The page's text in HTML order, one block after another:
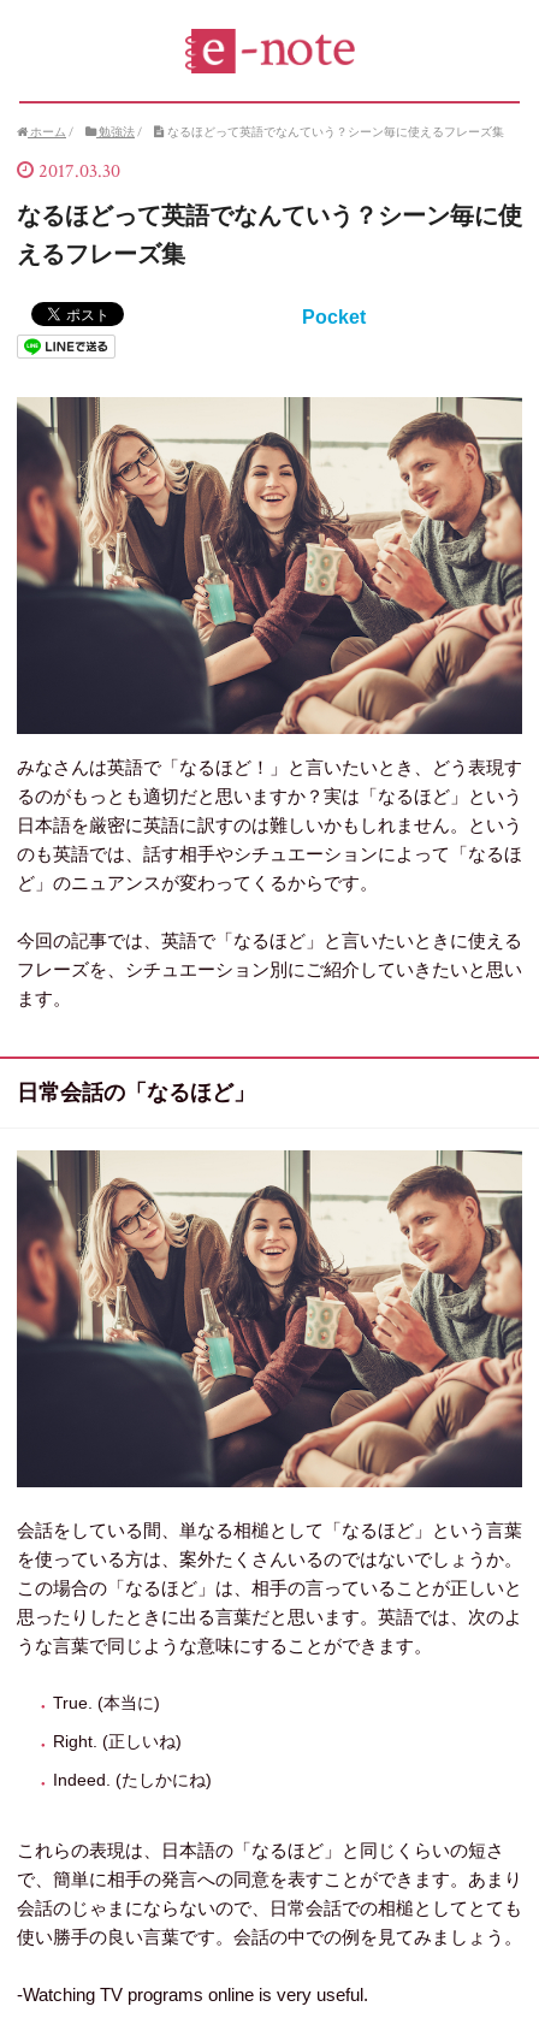
ホーム / 勉強法/ なるほどって英語でなんていう？シーン毎に使えるフレーズ集
2017.03.30
なるほどって英語でなんていう？シーン毎に使
えるフレーズ集
Pocket
みなさんは英語で「なるほど！」と言いたいとき、どう表現す
るのがもっとも適切だと思いますか？実は「なるほど」という
日本語を厳密に英語に訳すのは難しいかもしれません。という
のも英語では、話す相手やシチュエーションによって「なるほ
ど」のニュアンスが変わってくるからです。
今回の記事では、英語で「なるほど」と言いたいときに使える
フレーズを、シチュエーション別にご紹介していきたいと思い
ます。
日常会話の「なるほど」
会話をしている間、単なる相槌として「なるほど」という言葉
を使っている方は、案外たくさんいるのではないでしょうか。
この場合の「なるほど」は、相手の言っていることが正しいと
思ったりしたときに出る言葉だと思います。英語では、次のよ
うな言葉で同じような意味にすることができます。
True. (本当に)
Right. (正しいね)
Indeed. (たしかにね)
これらの表現は、日本語の「なるほど」と同じくらいの短さ
で、簡単に相手の発言への同意を表すことができます。あまり
会話のじゃまにならないので、日常会話での相槌としてとても
使い勝手の良い言葉です。会話の中での例を見てみましょう。
-Watching TV programs online is very useful.